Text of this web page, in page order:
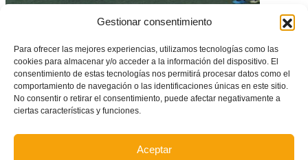
Gestionar consentimiento
Para ofrecer las mejores experiencias, utilizamos tecnologías como las
cookies para almacenar y/o acceder a la información del dispositivo. El
consentimiento de estas tecnologías nos permitirá procesar datos como el
comportamiento de navegación o las identificaciones únicas en este sitio.
No consentir o retirar el consentimiento, puede afectar negativamente a
ciertas características y funciones.
Aceptar
Jornada de tecnificación Infantil y Cadete de provincia de Valencia